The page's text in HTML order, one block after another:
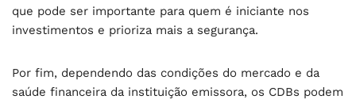
que pode ser importante para quem é iniciante nos
investimentos e prioriza mais a segurança.
Por fim, dependendo das condições do mercado e da
saúde financeira da instituição emissora, os CDBs podem